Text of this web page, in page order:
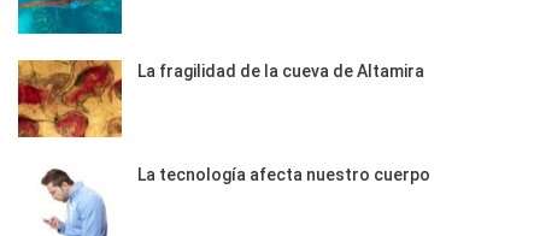
La fragilidad de la cueva de Altamira
La tecnología afecta nuestro cuerpo